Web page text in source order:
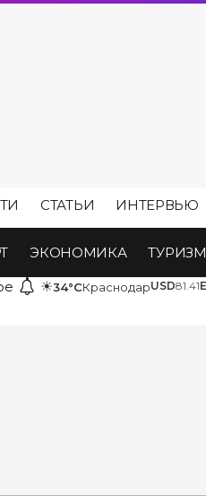
СТАТЬИ ИНТЕРВЬЮ
ЭКОНОМИКА ТУРИЗМ
☀34°CКраснодарUSD81.41